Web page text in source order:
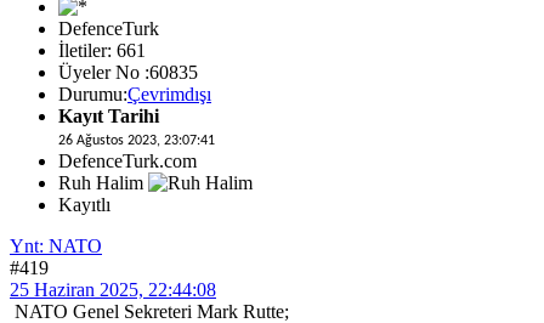
DefenceTurk
İletiler: 661
Üyeler No :60835
Durumu:Çevrimdışı
Kayıt Tarihi
26 Ağustos 2023, 23:07:41
DefenceTurk.com
Ruh Halim
Kayıtlı
Ynt: NATO
#419
25 Haziran 2025, 22:44:08
NATO Genel Sekreteri Mark Rutte;